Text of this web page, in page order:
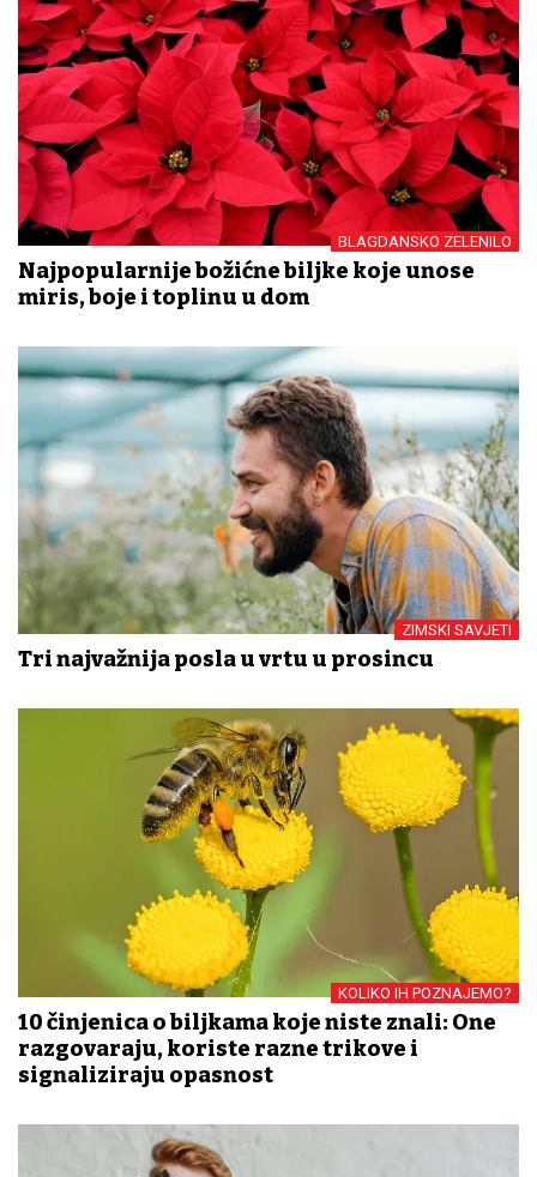
BLAGDANSKO ZELENILO
Najpopularnije božićne biljke koje unose
miris, boje i toplinu u dom
ZIMSKI SAVJETI
Tri najvažnija posla u vrtu u prosincu
KOLIKO IH POZNAJEMO?
10 činjenica o biljkama koje niste znali: One
razgovaraju, koriste razne trikove i
signaliziraju opasnost